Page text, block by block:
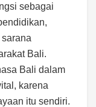
sebagai
Bali.
Bali dalam
karena
itu sendiri.